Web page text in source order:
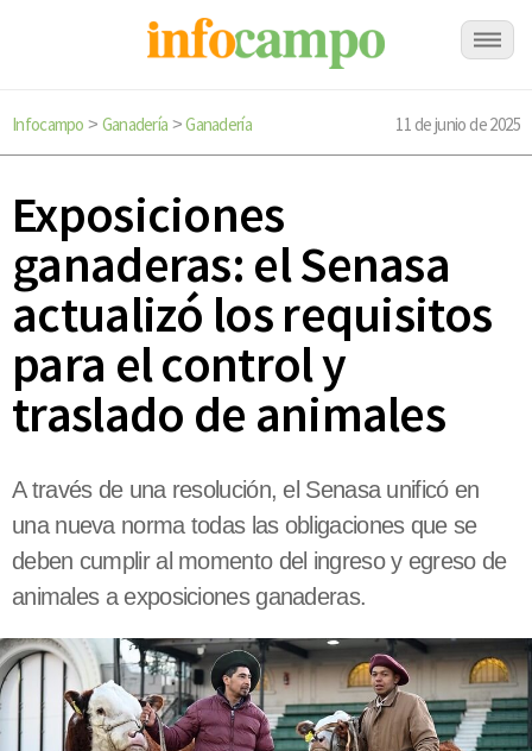
Infocampo > Ganadería >Ganadería 11 de junio de 2025
Exposiciones
ganaderas: el Senasa
actualizó los requisitos
para el control y
traslado de animales
A través de una resolución, el Senasa unificó en
una nueva norma todas las obligaciones que se
deben cumplir al momento del ingreso y egreso de
animales a exposiciones ganaderas.